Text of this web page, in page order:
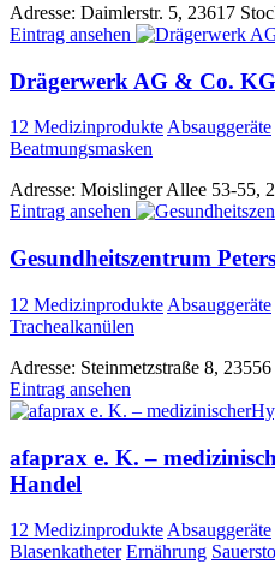
Adresse: Daimlerstr. 5, 23617
Eintrag ansehen
Drägerwerk AG & Co.
12 Medizinprodukte Absauggeräte
Beatmungsmasken
Adresse: Moislinger Allee 53-55,
Eintrag ansehen
Gesundheitszentrum
12 Medizinprodukte Absauggeräte
Trachealkanülen
Adresse: Steinmetzstraße 8,
Eintrag ansehen
afaprax e. K. –
Handel
12 Medizinprodukte Absauggeräte
Blasenkatheter Ernährung